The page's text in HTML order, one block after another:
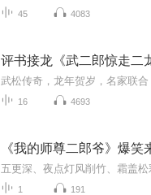
45 4083
评书接龙《武二郎惊走二
武松传奇，龙年贺岁，名家联
16 4693
《我的师尊二郎爷》爆笑
1 191